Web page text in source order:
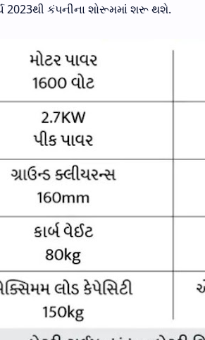
2023થી કંપનીના શોરૂમમાં શરૂ થશે.